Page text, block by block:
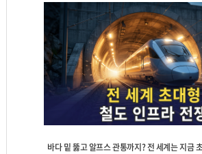
바다 밑 뚫고 알프스 관통까지? 전 세계는 지금